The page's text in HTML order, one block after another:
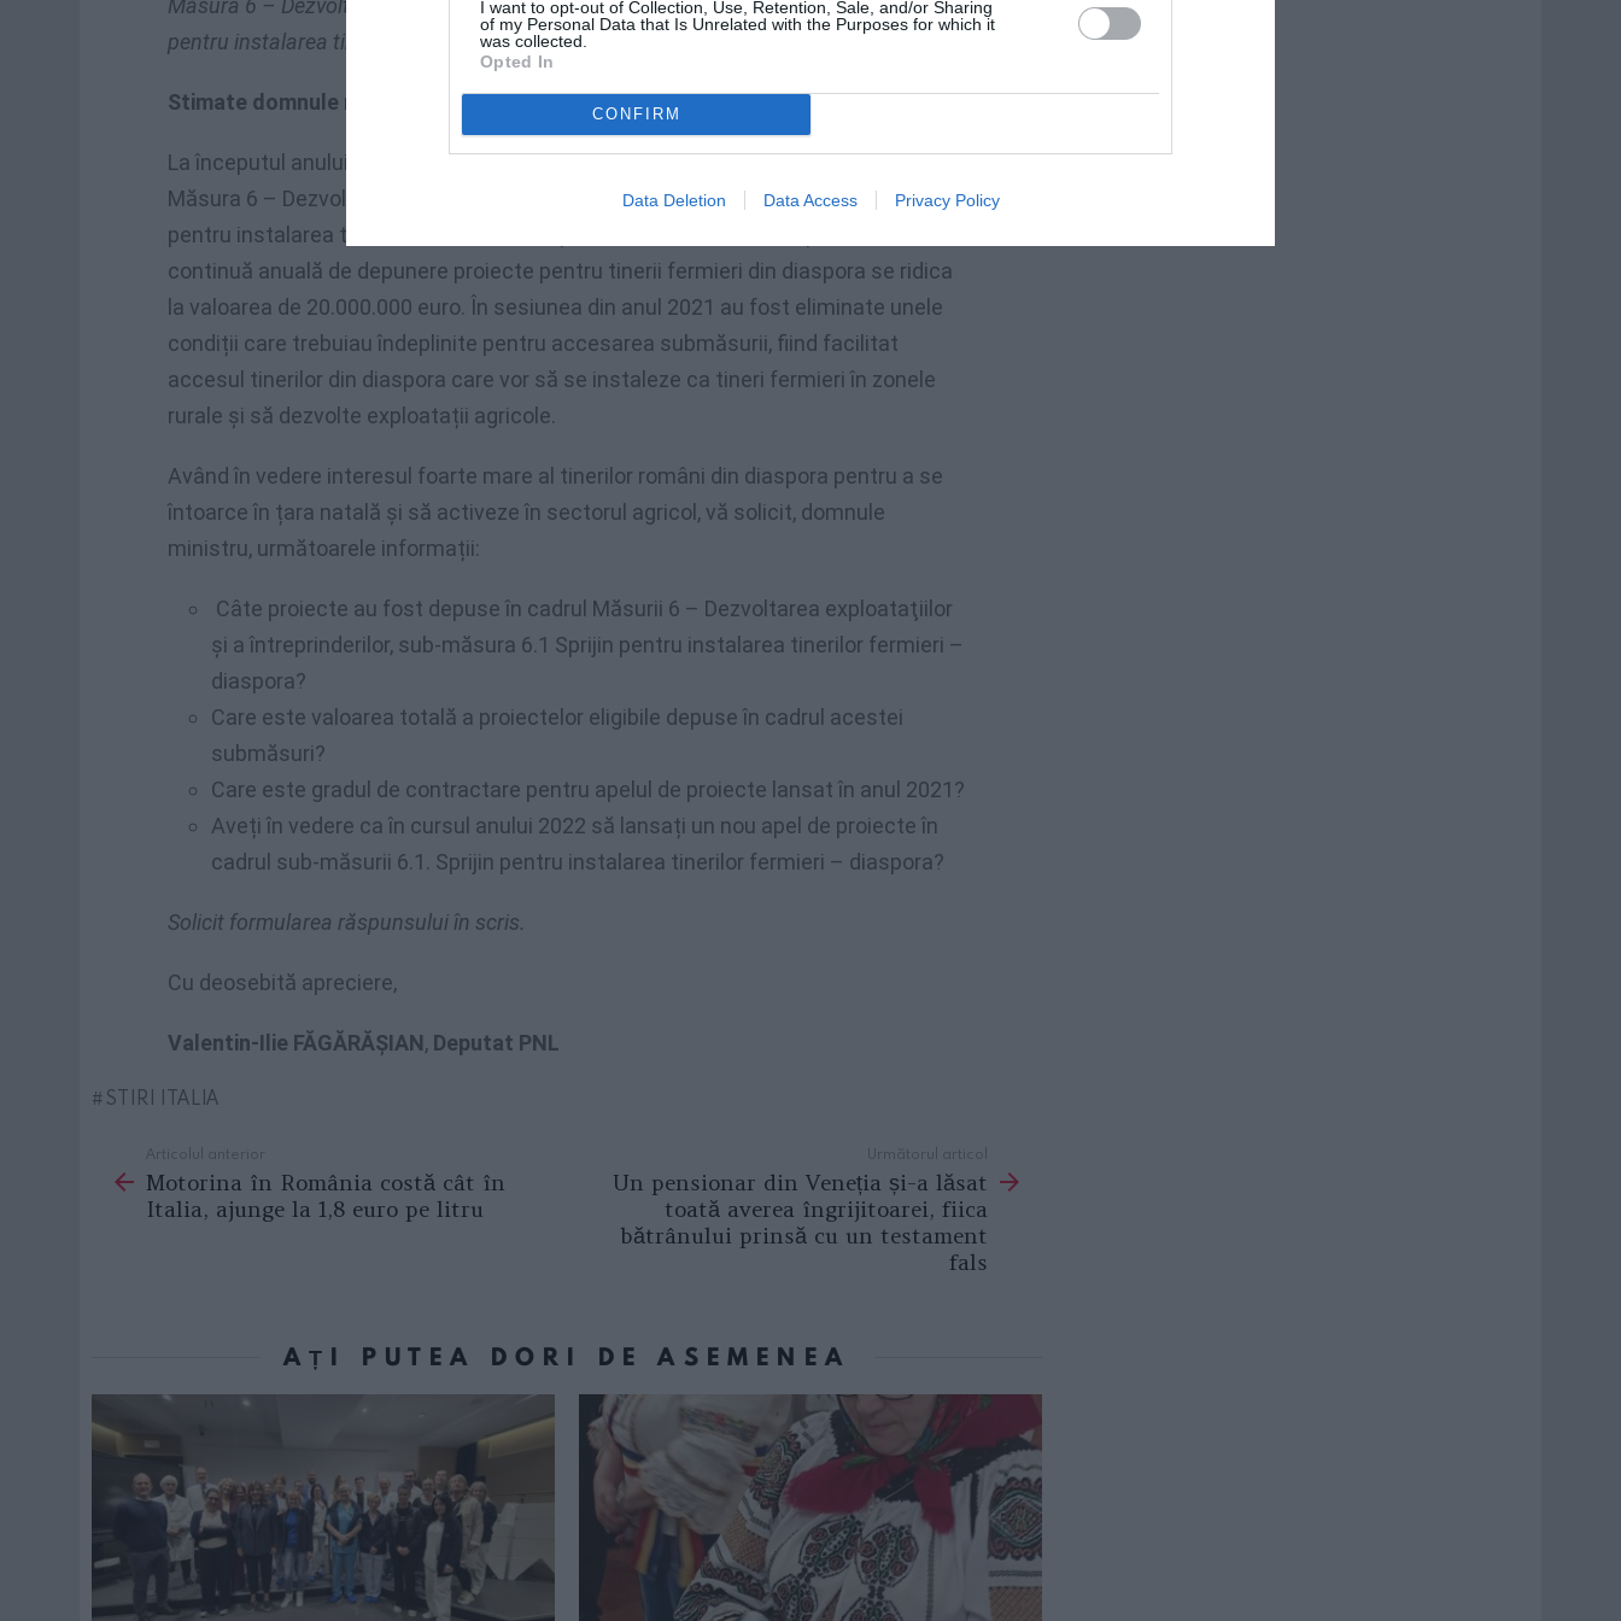
I want to opt-out of Collection, Use, Retention, Sale, and/or Sharing
of my Personal Data that Is Unrelated with the Purposes for which it
was collected.
Opted In
CONFIRM
Data Deletion Data Access Privacy Policy
Măsura 6 – Dezvoltarea exploataţiilor şi a întreprinderilor, sub-măsura 6.1 Sprijin
pentru instalarea tinerilor fermieri – DIASPORA
Stimate domnule ministru,
La începutul anului 2021, Ministerul Agriculturii și Dezvoltării Rurale a lansat
Măsura 6 – Dezvoltarea exploataţiilor şi a întreprinderilor, sub-măsura 6.1 Sprijin
pentru instalarea tinerilor fermieri – Diaspora. Alocarea financiară pentru sesiunea
continuă anuală de depunere proiecte pentru tinerii fermieri din diaspora se ridica
la valoarea de 20.000.000 euro. În sesiunea din anul 2021 au fost eliminate unele
condiții care trebuiau îndeplinite pentru accesarea submăsurii, fiind facilitat
accesul tinerilor din diaspora care vor să se instaleze ca tineri fermieri în zonele
rurale și să dezvolte exploatații agricole.
Având în vedere interesul foarte mare al tinerilor români din diaspora pentru a se
întoarce în țara natală și să activeze în sectorul agricol, vă solicit, domnule
ministru, următoarele informații:
Câte proiecte au fost depuse în cadrul Măsurii 6 – Dezvoltarea exploataţiilor
şi a întreprinderilor, sub-măsura 6.1 Sprijin pentru instalarea tinerilor fermieri –
diaspora?
Care este valoarea totală a proiectelor eligibile depuse în cadrul acestei
submăsuri?
Care este gradul de contractare pentru apelul de proiecte lansat în anul 2021?
Aveți în vedere ca în cursul anului 2022 să lansați un nou apel de proiecte în
cadrul sub-măsurii 6.1. Sprijin pentru instalarea tinerilor fermieri – diaspora?
Solicit formularea răspunsului în scris.
Cu deosebită apreciere,
Valentin-Ilie FĂGĂRĂŞIAN, Deputat PNL
STIRI ITALIA
more
Articolul anterior
Motorina în România costă cât în
Italia, ajunge la 1,8 euro pe litru
Următorul articol
Un pensionar din Veneția și-a lăsat
toată averea îngrijitoarei, fiica
bătrânului prinsă cu un testament
fals
AȚI PUTEA DORI DE ASEMENEA